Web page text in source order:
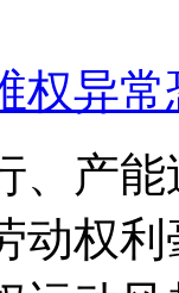
权异
、产
动权